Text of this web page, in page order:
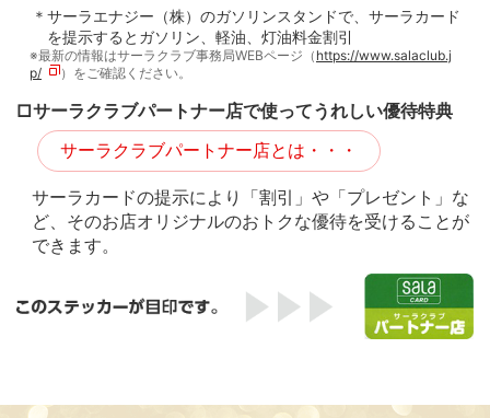
＊サーラエナジー（株）のガソリンスタンドで、サーラカード
を提示するとガソリン、軽油、灯油料金割引
最新の情報はサーラクラブ事務局WEBページ（ https://www.salaclub.j
p/
）をご確認ください。
□サーラクラブパートナー店で使ってうれしい優待特典
サーラクラブパートナー店とは・・・
サーラカードの提示により「割引」や「プレゼント」な
ど、そのお店オリジナルのおトクな優待を受けることが
できます。